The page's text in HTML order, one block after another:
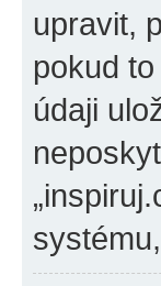
upravit,
pokud
údaji